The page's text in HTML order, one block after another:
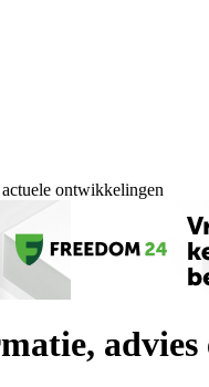
ontwikkelingen